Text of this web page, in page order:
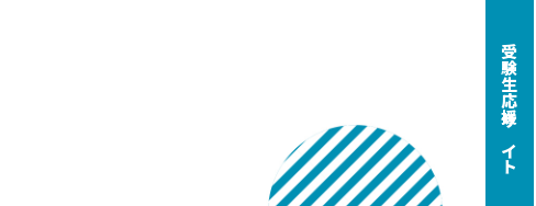
受験生応援サイト